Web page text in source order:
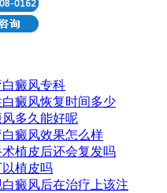
癜风专科
癜风恢复时间多少
多久能好呢
癜风效果怎么样
植皮后还会复发吗
植皮吗
癜风后在治疗上该注